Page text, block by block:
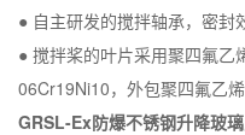
● 自主研发的搅拌轴承，密封
● 搅拌桨的叶片采用聚四氟乙
06Cr19Ni10，外包聚四氟乙
GRSL-Ex防爆不锈钢升降玻